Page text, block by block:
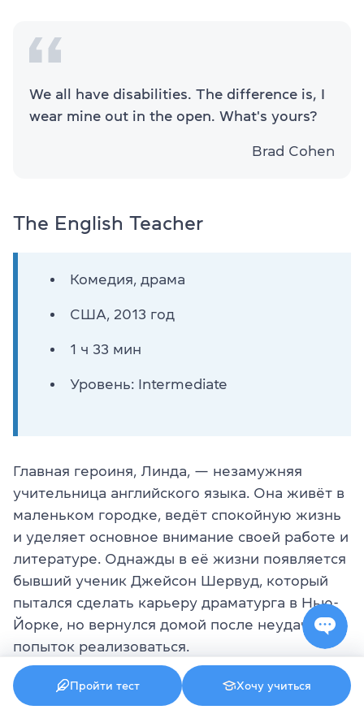
We all have disabilities. The difference is, I
wear mine out in the open. What's yours?
Brad Cohen
The English Teacher
Комедия, драма
США, 2013 год
1 ч 33 мин
Уровень: Intermediate
Главная героиня, Линда, — незамужняя
учительница английского языка. Она живёт в
маленьком городке, ведёт спокойную жизнь
и уделяет основное внимание своей работе и
литературе. Однажды в её жизни появляется
бывший ученик Джейсон Шервуд, который
пытался сделать карьеру драматурга в Нью-
Йорке, но вернулся домой после неудачных
попыток реализоваться.
Линда решает помочь Джейсону. Она
предлагает поставить его пьесу на сцене
Пройти тест Хочу учиться